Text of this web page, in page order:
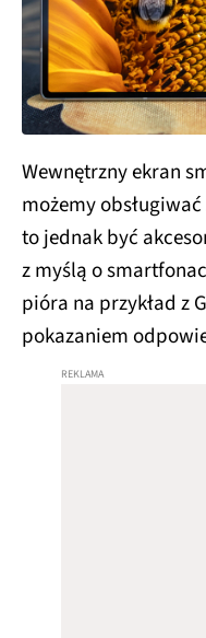
Wewnętrzny ekran
możemy obsługiwać
to jednak być
z myślą o
pióra na przykład z
pokazaniem